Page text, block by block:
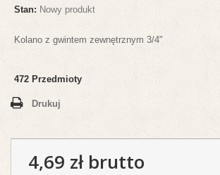
Stan: Nowy produkt
Kolano z gwintem zewnętrznym 3/4"
472 Przedmioty
Drukuj
4,69 złbrutto